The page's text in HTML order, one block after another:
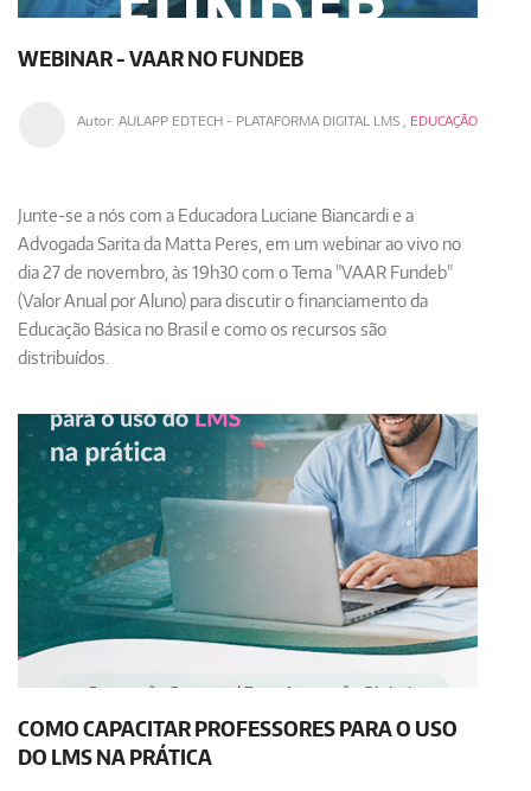
WEBINAR - VAAR NO FUNDEB
Autor: AULAPP EDTECH - PLATAFORMA DIGITAL LMS, EDUCAÇÃO
Junte-se a nós com a Educadora Luciane Biancardi e a
Advogada Sarita da Matta Peres, em um webinar ao vivo no
dia 27 de novembro, às 19h30 com oTema "VAAR Fundeb"
(Valor Anual por Aluno) para discutir o financiamento da
Educação Básica no Brasil e como os recursos são
distribuídos.
COMO CAPACITAR PROFESSORES PARA O USO
DO LMS NA PRÁTICA